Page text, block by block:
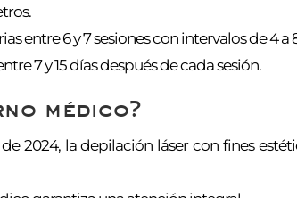
entre 6 y 7 sesiones con intervalos de 4 a
7 y 15 días después de cada sesión.
médico?
2024, la depilación láser con fines